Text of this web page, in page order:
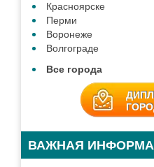
ЗАДАТЬ ВОПРОС